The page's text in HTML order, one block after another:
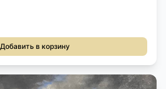
Добавить в корзину